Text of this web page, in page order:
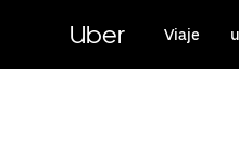
contenido
principal
Uber Viaje